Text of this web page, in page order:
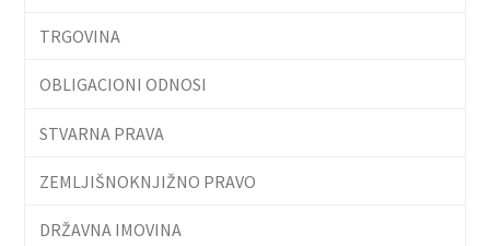
TRGOVINA
OBLIGACIONI ODNOSI
STVARNA PRAVA
ZEMLJIŠNOKNJIŽNO PRAVO
DRŽAVNA IMOVINA